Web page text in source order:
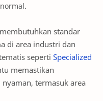
standar
di area industri dan
seperti Specialized
memastikan
termasuk area